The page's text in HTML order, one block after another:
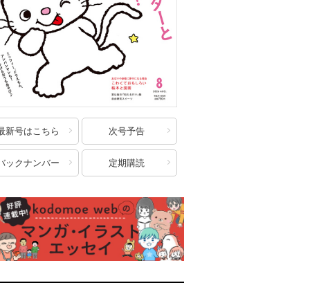
新号はこちら 次号予告
ックナンバー 定期購読